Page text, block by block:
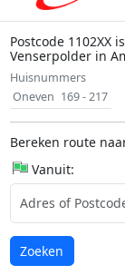
Postcode 1102XX
Venserpolder in
Huisnummers
Oneven 169 - 217
Bereken route
Vanuit:
Laden...
Zoeken